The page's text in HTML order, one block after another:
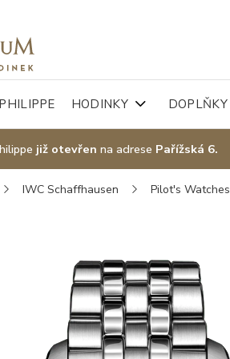
HODINKY DOPLŇKY
již otevřen na adrese Pařížská 6.
IWC Schaffhausen Pilot's Watches